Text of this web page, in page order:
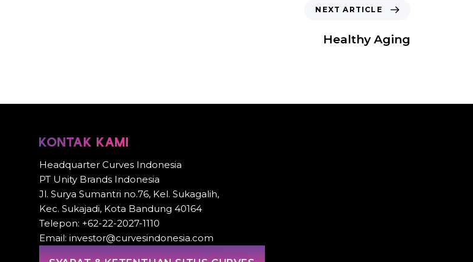
NEXT ARTICLE
Healthy Aging
KONTAK KAMI
Headquarter Curves Indonesia
PT Unity Brands Indonesia
Jl. Surya Sumantri no.76, Kel. Sukagalih,
Kec. Sukajadi, Kota Bandung 40164
Telepon: +62-22-2027-1110
Email: investor@curvesindonesia.com